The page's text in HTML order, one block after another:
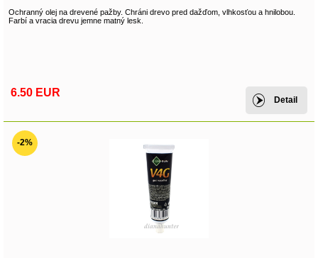
Ochranný olej na drevené pažby. Chráni drevo pred dažďom, vlhkosťou a hnilobou.
Farbí a vracia drevu jemne matný lesk.
6.50 EUR
Detail
-2%